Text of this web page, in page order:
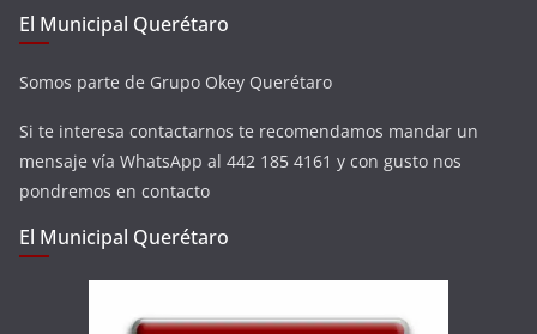
El Municipal Querétaro
Somos parte de Grupo Okey Querétaro
Si te interesa contactarnos te recomendamos mandar un
mensaje vía WhatsApp al 442 185 4161 y con gusto nos
pondremos en contacto
El Municipal Querétaro